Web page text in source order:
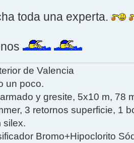
toda una experta.
de Valencia
un poco.
y gresite, 5x10 m, 78
3 retornos superficie, 1
silex.
Bromo+Hipoclorito